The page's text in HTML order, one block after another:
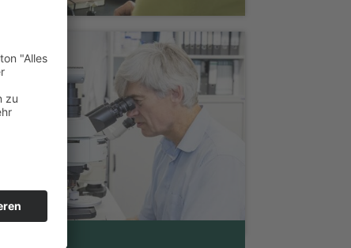
Fotografie „Silke Mende“